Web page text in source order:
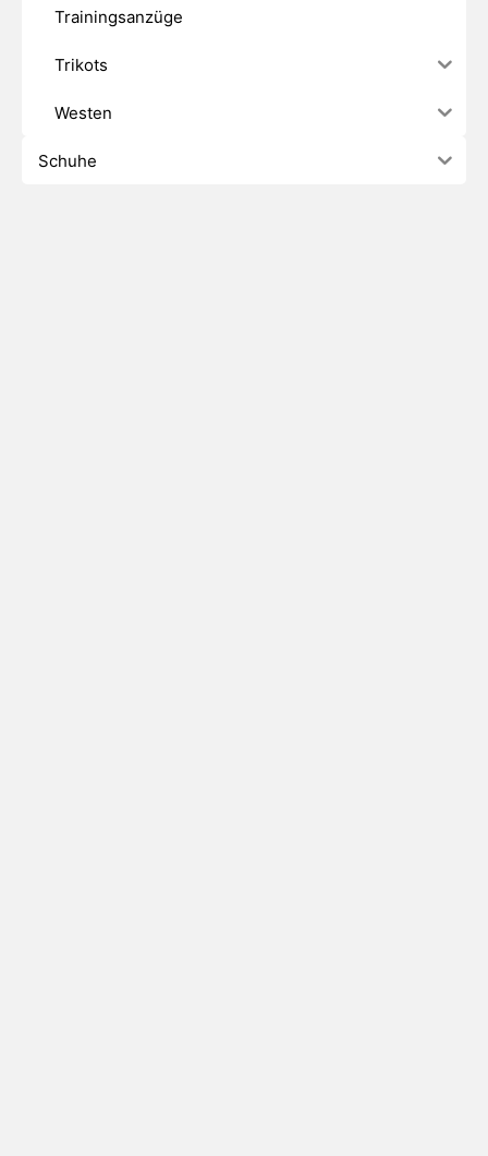
Trainingsanzüge
Trikots
Westen
Schuhe